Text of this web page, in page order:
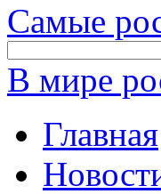
Самые
В мире
Главная